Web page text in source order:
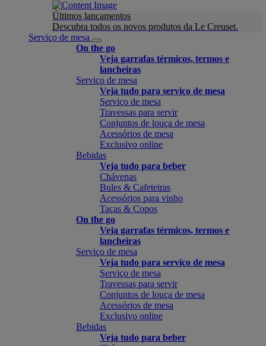
Últimos lançamentos
Descubra todos os novos produtos da Le Creuset.
Serviço de mesa
On the go
Veja garrafas térmicos, termos e
lancheiras
Serviço de mesa
Veja tudo para serviço de mesa
Serviço de mesa
Travessas para servir
Conjuntos de louça de mesa
Acessórios de mesa
Exclusivo online
Bebidas
Veja tudo para beber
Chávenas
Bules & Cafeteiras
Acessórios para vinho
Taças & Copos
On the go
Veja garrafas térmicos, termos e
lancheiras
Serviço de mesa
Veja tudo para serviço de mesa
Serviço de mesa
Travessas para servir
Conjuntos de louça de mesa
Acessórios de mesa
Exclusivo online
Bebidas
Veja tudo para beber